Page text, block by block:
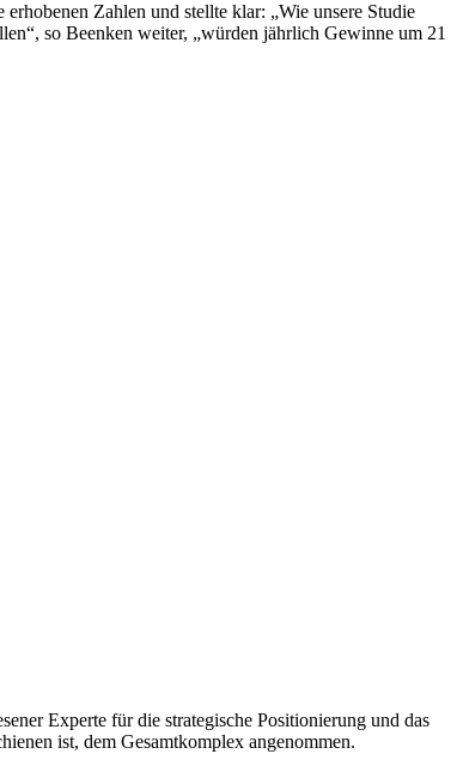
Zahlen und stellte klar: „Wie unsere Studie
so Beenken weiter, „würden jährlich Gewinne um 21
Experte für die strategische Positionierung und das
ist, dem Gesamtkomplex angenommen.